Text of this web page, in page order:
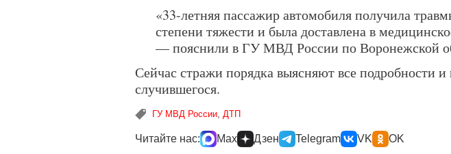
«33-летняя пассажир автомобиля получила
степени тяжести и была доставлена в
— пояснили в ГУ МВД России по Воронежской
Сейчас стражи порядка выясняют все подробности
случившегося.
ГУ МВД России, ДТП
Читайте нас: Max Дзен Telegram VK OK